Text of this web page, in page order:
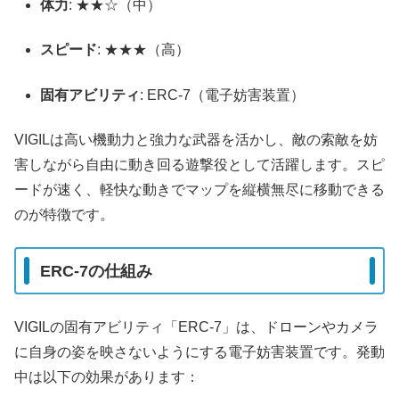
体力: ★★☆（中）
スピード: ★★★（高）
固有アビリティ: ERC-7（電子妨害装置）
VIGILは高い機動力と強力な武器を活かし、敵の索敵を妨
害しながら自由に動き回る遊撃役として活躍します。スピ
ードが速く、軽快な動きでマップを縦横無尽に移動できる
のが特徴です。
ERC-7の仕組み
VIGILの固有アビリティ「ERC-7」は、ドローンやカメラ
に自身の姿を映さないようにする電子妨害装置です。発動
中は以下の効果があります：